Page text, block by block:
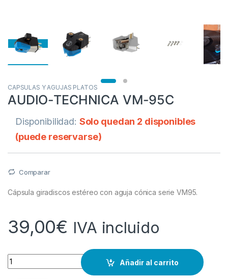
CAPSULAS Y AGUJAS PLATOS
AUDIO-TECHNICA VM-95C
Disponibilidad: Solo quedan 2 disponibles
(puede reservarse)
Comparar
Cápsula giradiscos estéreo con aguja cónica serie VM95.
39,00€ IVA incluido
Cantidad
Añadir al carrito